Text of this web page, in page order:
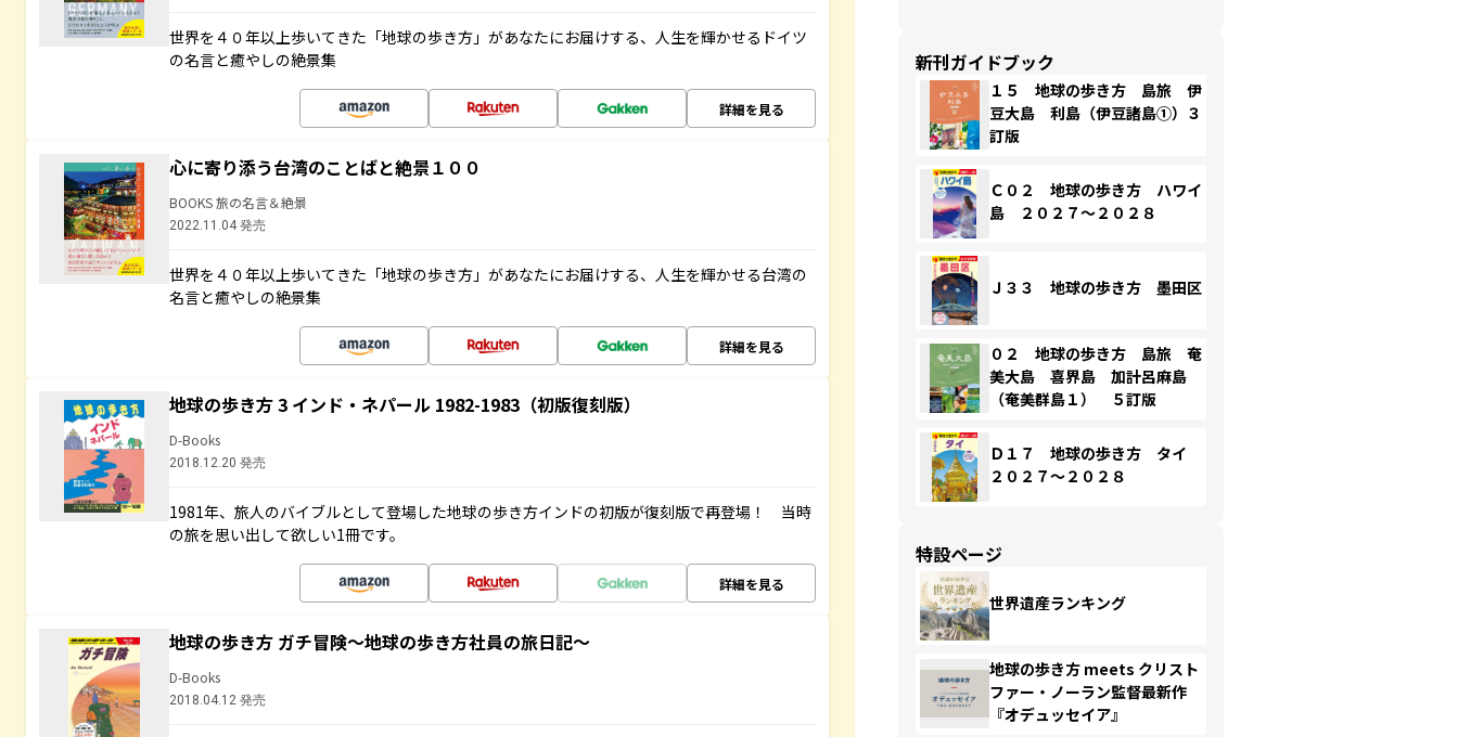
世界を４０年以上歩いてきた「地球の歩き方」があなたにお届けする、人生を輝かせるドイツ
の名言と癒やしの絶景集
詳細を見る
心に寄り添う台湾のことばと絶景１００
BOOKS 旅の名言＆絶景
2022.11.04 発売
世界を４０年以上歩いてきた「地球の歩き方」があなたにお届けする、人生を輝かせる台湾の
名言と癒やしの絶景集
詳細を見る
地球の歩き方 3 インド・ネパール 1982-1983（初版復刻版）
D-Books
2018.12.20 発売
1981年、旅人のバイブルとして登場した地球の歩き方インドの初版が復刻版で再登場！ 当時
の旅を思い出して欲しい1冊です。
詳細を見る
地球の歩き方 ガチ冒険～地球の歩き方社員の旅日記～
D-Books
2018.04.12 発売
新刊ガイドブック
１５ 地球の歩き方 島旅 伊
豆大島 利島（伊豆諸島①）３
訂版
Ｃ０２ 地球の歩き方 ハワイ
島 ２０２７～２０２８
Ｊ３３ 地球の歩き方 墨田区
０２ 地球の歩き方 島旅 奄
美大島 喜界島 加計呂麻島
（奄美群島１） ５訂版
Ｄ１７ 地球の歩き方 タイ
２０２７～２０２８
特設ページ
世界遺産ランキング
地球の歩き方 meets クリスト
ファー・ノーラン監督最新作
『オデュッセイア』